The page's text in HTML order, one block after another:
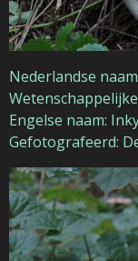
Nederlandse
Engelse naam:
Gefotografeerd: